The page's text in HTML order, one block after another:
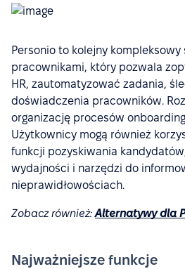
Personio to kolejny
pracownikami, który pozwala
HR, zautomatyzować zadania,
doświadczenia pracowników.
organizację procesów
Użytkownicy mogą również
funkcji pozyskiwania
wydajności i narzędzi do
nieprawidłowościach.
Zobacz również:Alternatywy dla
Najważniejsze funkcje